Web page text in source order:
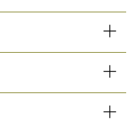
LE PLAN
LE PLAN
LE PLAN